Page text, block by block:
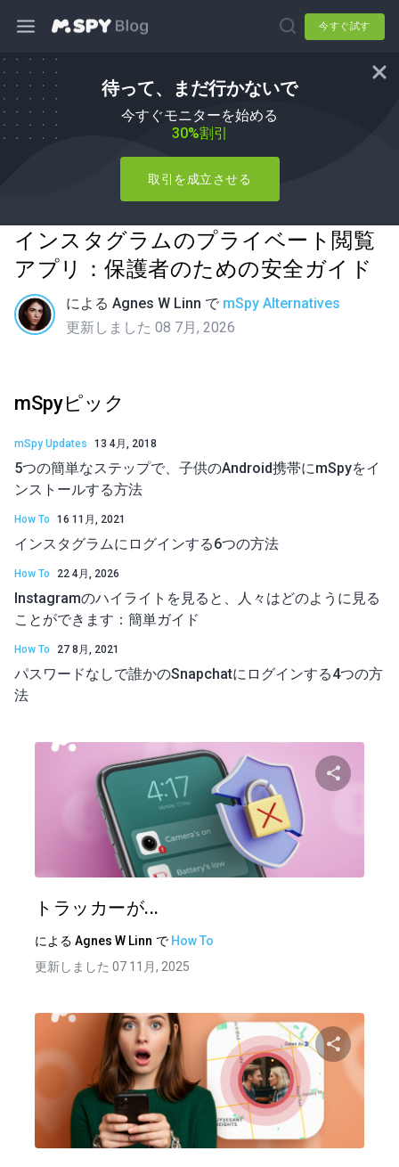
今すぐ試す
待って、まだ行かないで
今すぐモニターを始める
30%割引
取引を成立させる
インスタグラムのプライベート閲覧
アプリ：保護者のための安全ガイド
による Agnes W Linn で mSpy Alternatives
更新しました 08 7月, 2026
mSpyピック
mSpy Updates 13 4月, 2018
5つの簡単なステップで、子供のAndroid携帯にmSpyをイ
ンストールする方法
How To 16 11月, 2021
インスタグラムにログインする6つの方法
How To 22 4月, 2026
Instagramのハイライトを見ると、人々はどのように見る
ことができます：簡単ガイド
How To 27 8月, 2021
パスワードなしで誰かのSnapchatにログインする4つの方
法
トラッカーが...
による Agnes W Linn で How To
更新しました 07 11月, 2025
この